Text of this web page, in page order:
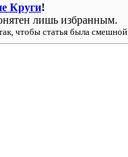
Круги!
лишь избранным.
чтобы статья была смешной